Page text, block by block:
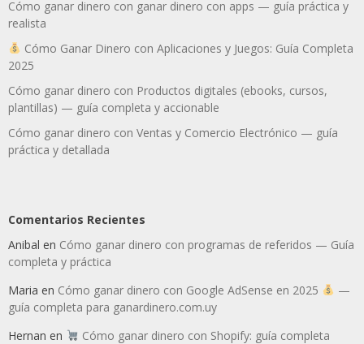
Cómo ganar dinero con ganar dinero con apps — guía práctica y
realista
Cómo Ganar Dinero con Aplicaciones y Juegos: Guía Completa
2025
Cómo ganar dinero con Productos digitales (ebooks, cursos,
plantillas) — guía completa y accionable
Cómo ganar dinero con Ventas y Comercio Electrónico — guía
práctica y detallada
Comentarios Recientes
Anibal en Cómo ganar dinero con programas de referidos — Guía
completa y práctica
Maria en Cómo ganar dinero con Google AdSense en 2025
—
guía completa para ganardinero.com.uy
Hernan en
Cómo ganar dinero con Shopify: guía completa